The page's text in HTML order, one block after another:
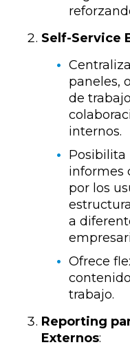
Self-Service
paneles,
de
internos.
Posibilita
informes
por los
a
Ofrece
trabajo.
Reporting
Externos: